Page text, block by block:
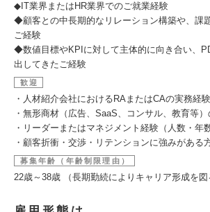
◆IT業界またはHR業界でのご就業経験
◆顧客との中長期的なリレーション構築や、課
ご経験
◆数値目標やKPIに対して主体的に向き合い、
出してきたご経験
歓迎
・人材紹介会社におけるRAまたはCAの実務経験
・無形商材（広告、SaaS、コンサル、教育等
・リーダーまたはマネジメント経験（人数・年
・顧客折衝・交渉・リテンションに強みがある
募集年齢（年齢制限理由）
22歳～38歳 （長期勤続によりキャリア形成を図